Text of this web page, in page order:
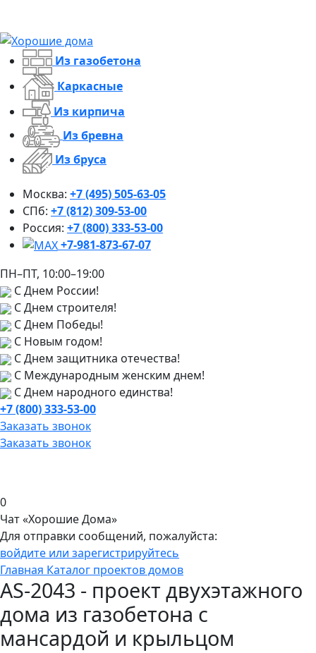
Из газобетона
Каркасные
Из кирпича
Из бревна
Из бруса
Москва: +7 (495) 505-63-05
СПб: +7 (812) 309-53-00
Россия: +7 (800) 333-53-00
+7-981-873-67-07
ПН–ПТ, 10:00–19:00
С Днем России!
С Днем строителя!
С Днем Победы!
С Новым годом!
С Днем защитника отечества!
С Международным женским днем!
С Днем народного единства!
+7 (800) 333-53-00
Заказать звонок
Заказать звонок
0
Чат «Хорошие Дома»
Для отправки сообщений, пожалуйста:
войдите или зарегистрируйтесь
Главная Каталог проектов домов
AS-2043 - проект двухэтажного
дома из газобетона с
мансардой и крыльцом